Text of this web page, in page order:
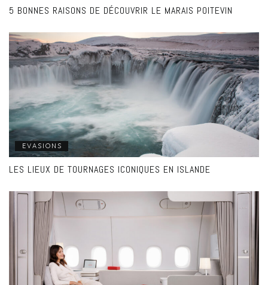
5 BONNES RAISONS DE DÉCOUVRIR LE MARAIS POITEVIN
EVASIONS
LES LIEUX DE TOURNAGES ICONIQUES EN ISLANDE